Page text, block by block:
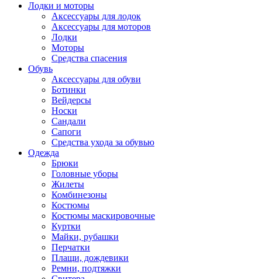
Лодки и моторы
Аксессуары для лодок
Аксессуары для моторов
Лодки
Моторы
Средства спасения
Обувь
Аксессуары для обуви
Ботинки
Вейдерсы
Носки
Сандали
Сапоги
Средства ухода за обувью
Одежда
Брюки
Головные уборы
Жилеты
Комбинезоны
Костюмы
Костюмы маскировочные
Куртки
Майки, рубашки
Перчатки
Плащи, дождевики
Ремни, подтяжки